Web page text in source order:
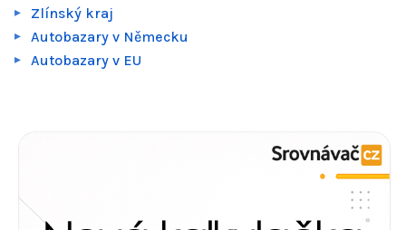
Zlínský kraj
Autobazary v Německu
Autobazary v EU